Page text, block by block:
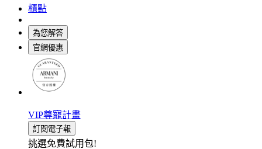
櫃點
為您解答
官網優惠
VIP尊寵計畫
訂閱電子報
挑選免費試用包!